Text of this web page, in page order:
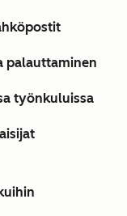
palauttaminen
työnkuluissa